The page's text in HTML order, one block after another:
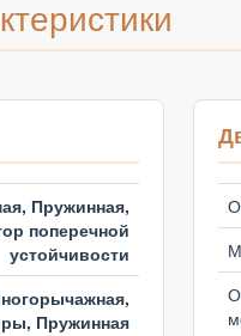
Пружинная,
поперечной
устойчивости
Пружинная